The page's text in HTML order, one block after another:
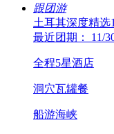
跟团游
土耳其深度精选
最近团期： 11/
全程5星酒店
洞穴瓦罐餐
船游海峡